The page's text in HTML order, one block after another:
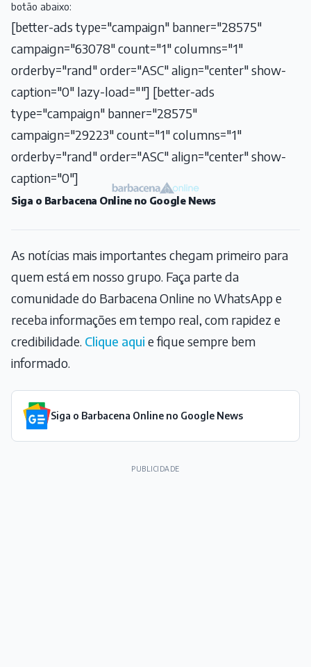
botão abaixo:
[better-ads type="campaign" banner="28575"
campaign="63078" count="1" columns="1"
orderby="rand" order="ASC" align="center" show-
caption="0" lazy-load=""] [better-ads
type="campaign" banner="28575"
campaign="29223" count="1" columns="1"
orderby="rand" order="ASC" align="center" show-
caption="0"]
Siga o Barbacena Online no Google News
As notícias mais importantes chegam primeiro para
quem está em nosso grupo. Faça parte da
comunidade do Barbacena Online no WhatsApp e
receba informações em tempo real, com rapidez e
credibilidade. Clique aqui e fique sempre bem
informado.
Siga o Barbacena Online no Google News
PUBLICIDADE